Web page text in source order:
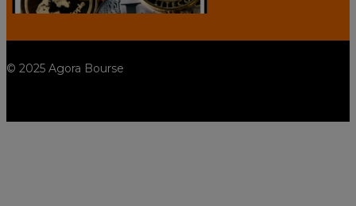
© 2025 Agora Bourse
twitterfacebook
linkedinyoutube
spotify